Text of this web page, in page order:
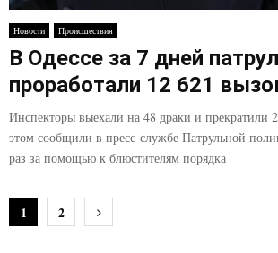
Новости Происшествия
В Одессе за 7 дней
проработали 12 621
Инспекторы выехали на 48 драки и прекратили
этом сообщили в пресс-службе Патрульной
раз за помощью к блюстителям порядка
Н
1 2